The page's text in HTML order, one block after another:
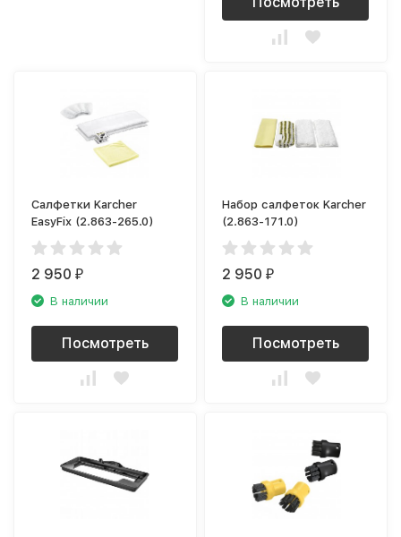
Салфетки Karcher
EasyFix (2.863-265.0)
2 950₽
В наличии
Посмотреть
Набор салфеток Karcher
(2.863-171.0)
2 950₽
В наличии
Посмотреть